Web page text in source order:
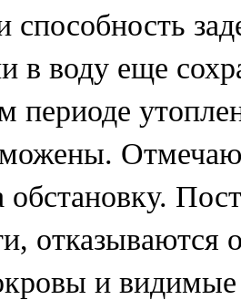
способность
в воду еще
периоде
обстановку.
и видимые